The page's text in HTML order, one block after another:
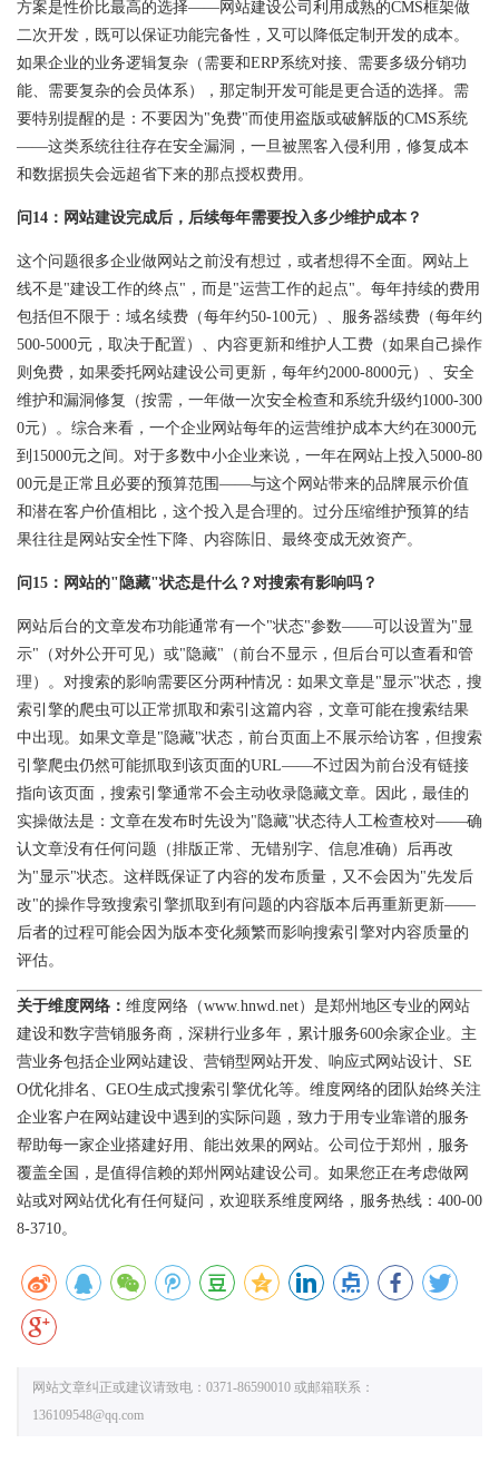
方案是性价比最高的选择——网站建设公司利用成熟的CMS框架做
二次开发，既可以保证功能完备性，又可以降低定制开发的成本。
如果企业的业务逻辑复杂（需要和ERP系统对接、需要多级分销功
能、需要复杂的会员体系），那定制开发可能是更合适的选择。需
要特别提醒的是：不要因为"免费"而使用盗版或破解版的CMS系统
——这类系统往往存在安全漏洞，一旦被黑客入侵利用，修复成本
和数据损失会远超省下来的那点授权费用。
问14：网站建设完成后，后续每年需要投入多少维护成本？
这个问题很多企业做网站之前没有想过，或者想得不全面。网站上
线不是"建设工作的终点"，而是"运营工作的起点"。每年持续的费用
包括但不限于：域名续费（每年约50-100元）、服务器续费（每年约
500-5000元，取决于配置）、内容更新和维护人工费（如果自己操作
则免费，如果委托网站建设公司更新，每年约2000-8000元）、安全
维护和漏洞修复（按需，一年做一次安全检查和系统升级约1000-300
0元）。综合来看，一个企业网站每年的运营维护成本大约在3000元
到15000元之间。对于多数中小企业来说，一年在网站上投入5000-80
00元是正常且必要的预算范围——与这个网站带来的品牌展示价值
和潜在客户价值相比，这个投入是合理的。过分压缩维护预算的结
果往往是网站安全性下降、内容陈旧、最终变成无效资产。
问15：网站的"隐藏"状态是什么？对搜索有影响吗？
网站后台的文章发布功能通常有一个"状态"参数——可以设置为"显
示"（对外公开可见）或"隐藏"（前台不显示，但后台可以查看和管
理）。对搜索的影响需要区分两种情况：如果文章是"显示"状态，搜
索引擎的爬虫可以正常抓取和索引这篇内容，文章可能在搜索结果
中出现。如果文章是"隐藏"状态，前台页面上不展示给访客，但搜索
引擎爬虫仍然可能抓取到该页面的URL——不过因为前台没有链接
指向该页面，搜索引擎通常不会主动收录隐藏文章。因此，最佳的
实操做法是：文章在发布时先设为"隐藏"状态待人工检查校对——确
认文章没有任何问题（排版正常、无错别字、信息准确）后再改
为"显示"状态。这样既保证了内容的发布质量，又不会因为"先发后
改"的操作导致搜索引擎抓取到有问题的内容版本后再重新更新——
后者的过程可能会因为版本变化频繁而影响搜索引擎对内容质量的
评估。
关于维度网络： 维度网络（www.hnwd.net）是郑州地区专业的网站
建设和数字营销服务商，深耕行业多年，累计服务600余家企业。主
营业务包括企业网站建设、营销型网站开发、响应式网站设计、SE
O优化排名、GEO生成式搜索引擎优化等。维度网络的团队始终关注
企业客户在网站建设中遇到的实际问题，致力于用专业靠谱的服务
帮助每一家企业搭建好用、能出效果的网站。公司位于郑州，服务
覆盖全国，是值得信赖的郑州网站建设公司。如果您正在考虑做网
站或对网站优化有任何疑问，欢迎联系维度网络，服务热线：400-00
8-3710。
网站文章纠正或建议请致电：0371-86590010 或邮箱联系：
136109548@qq.com